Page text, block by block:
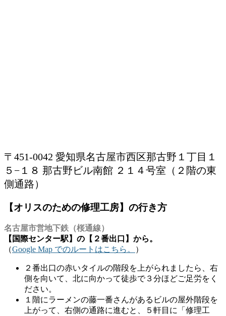
〒451-0042 愛知県名古屋市西区那古野１丁目１
５−１８ 那古野ビル南館 ２１４号室（２階の東
側通路）
【オリスのための修理工房】の行き方
名古屋市営地下鉄（桜通線）
【国際センター駅】の【２番出口】から。
（Google Map でのルートはこちら。 ）
２番出口の赤いタイルの階段を上がられましたら、右
側を向いて、北に向かって徒歩で３分ほどご足労をく
ださい。
１階にラーメンの藤一番さんがあるビルの屋外階段を
上がって、右側の通路に進むと、５軒目に「修理工